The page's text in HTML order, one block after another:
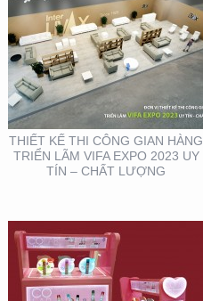
THIẾT KẾ THI CÔNG GIAN HÀNG
TRIỂN LÃM VIFA EXPO 2023 UY
TÍN – CHẤT LƯỢNG
THIẾT KẾ SẢN XUẤT KỆ
MỸ PHẨM TẠI TP. HỒ
CHÍ MINH